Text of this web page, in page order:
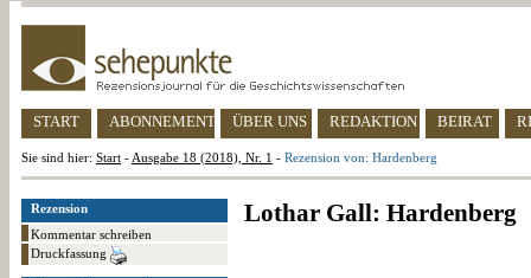
START ABONNEMENT ÜBER UNS REDAKTION BEIRAT
Sie sind hier: Start - Ausgabe 18 (2018), Nr. 1 - Rezension von: Hardenberg
Rezension
Kommentar schreiben
Druckfassung
Lothar Gall: Hardenberg